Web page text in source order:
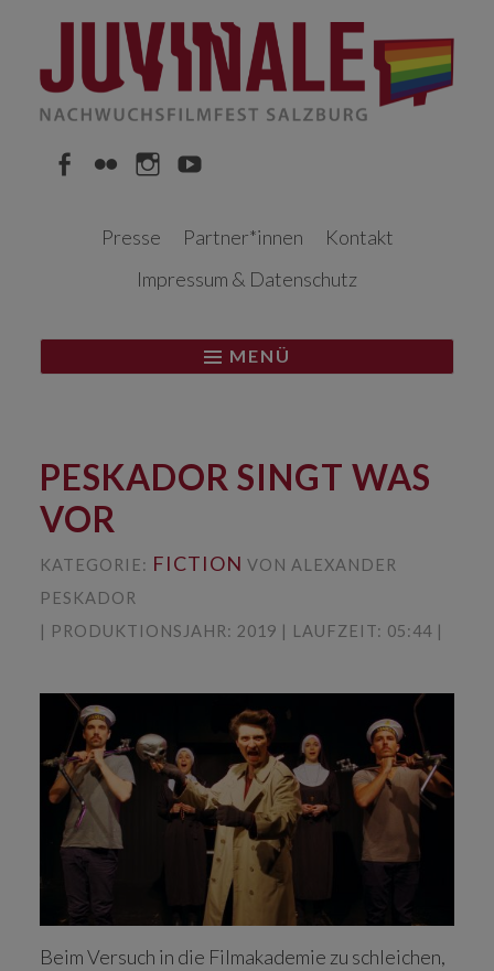
Inhalt
Presse
Partner*innen
Kontakt
Impressum & Datenschutz
MENÜ
PESKADOR SINGT WAS
VOR
KATEGORIE: FICTION VON ALEXANDER
PESKADOR
| PRODUKTIONSJAHR: 2019 | LAUFZEIT: 05:44 |
Beim Versuch in die Filmakademie zu schleichen,